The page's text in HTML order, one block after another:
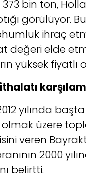
373 bin ton,
görülüyor.
ihraç
değeri elde
yüksek fiyatlı
yılında
üzere
veren
2000
belirtti.